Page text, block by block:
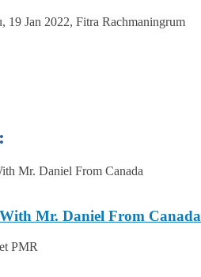
19 Jan 2022, Fitra Rachmaningrum
Mr. Daniel From Canada